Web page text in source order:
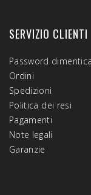
SERVIZIO CLIENTI
Password
Ordini
Spedizioni
Politica dei resi
Pagamenti
Note legali
Garanzie